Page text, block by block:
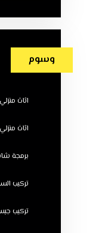
وسوم
اثاث
اثاث
برمجة
تركيب
تركيب